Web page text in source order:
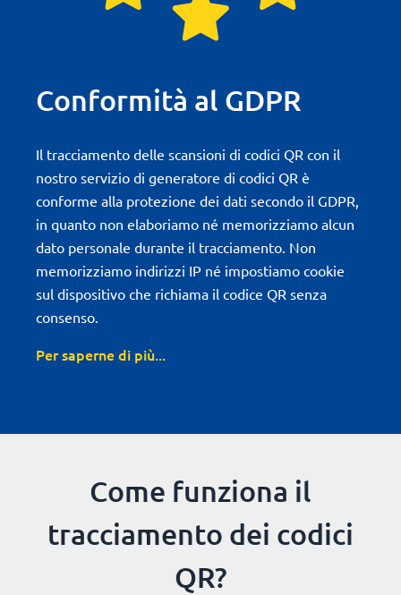
Conformità al GDPR
Il tracciamento delle scansioni di codici QR con il
nostro servizio di generatore di codici QR è
conforme alla protezione dei dati secondo il GDPR,
in quanto non elaboriamo né memorizziamo alcun
dato personale durante il tracciamento. Non
memorizziamo indirizzi IP né impostiamo cookie
sul dispositivo che richiama il codice QR senza
consenso.
Per saperne di più...
Come funziona il
tracciamento dei codici
QR?